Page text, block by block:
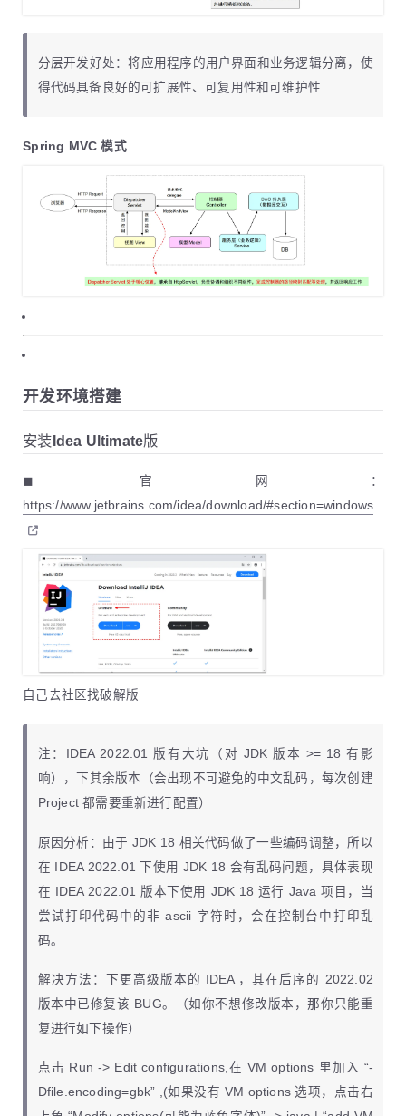
分层开发好处：将应用程序的用户界面和业务逻辑分离，使
得代码具备良好的可扩展性、可复用性和可维护性
Spring MVC 模式
开发环境搭建
安装Idea Ultimate版
◼ 官网：
https://www.jetbrains.com/idea/download/#section=windows
自己去社区找破解版
注：IDEA 2022.01 版有大坑（对 JDK 版本 >= 18 有影
响），下其余版本（会出现不可避免的中文乱码，每次创建
Project 都需要重新进行配置）
原因分析：由于 JDK 18 相关代码做了一些编码调整，所以
在 IDEA 2022.01 下使用 JDK 18 会有乱码问题，具体表现
在 IDEA 2022.01 版本下使用 JDK 18 运行 Java 项目，当
尝试打印代码中的非 ascii 字符时，会在控制台中打印乱
码。
解决方法：下更高级版本的 IDEA ，其在后序的 2022.02
版本中已修复该 BUG。（如你不想修改版本，那你只能重
复进行如下操作）
点击 Run -> Edit configurations,在 VM options 里加入 “-
Dfile.encoding=gbk” ,(如果没有 VM options 选项，点击右